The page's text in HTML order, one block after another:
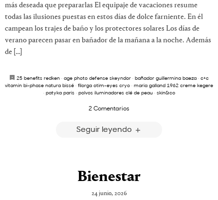
más deseada que prepararlas El equipaje de vacaciones resume
todas las ilusiones puestas en estos días de dolce farniente. En él
campean los trajes de baño y los protectores solares Los días de
verano parecen pasar en bañador de la mañana a la noche. Además
de […]
25 benefits redken · age photo defense skeyndor · bañador guillermina baeza · c+c
vitamin bi-phase natura bissé · filorga otim-eyes cryo · maria galland 1962 creme kegere
· patyka paris· polvos iluminadores clé de peau· skin&co
2 Comentarios
Seguir leyendo
Bienestar
24 junio, 2026